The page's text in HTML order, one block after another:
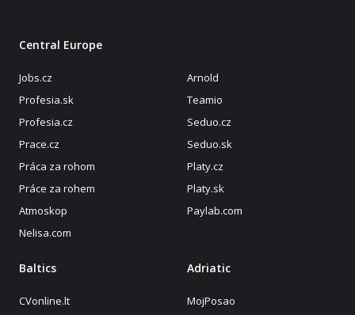
Central Europe
Jobs.cz
Profesia.sk
Profesia.cz
Prace.cz
Práca za rohom
Práce za rohem
Atmoskop
Nelisa.com
Arnold
Teamio
Seduo.cz
Seduo.sk
Platy.cz
Platy.sk
Paylab.com
Baltics
CVonline.lt
Adriatic
MojPosao